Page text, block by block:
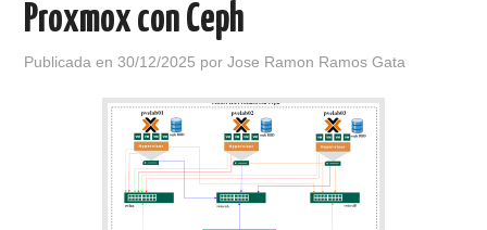
Proxmox con Ceph
Publicada en30/12/2025 porJose Ramon Ramos Gata